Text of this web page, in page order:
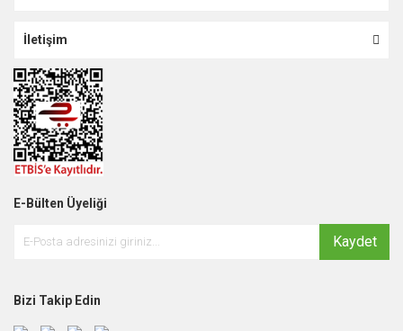
İletişim
E-Bülten Üyeliği
Kaydet
Bizi Takip Edin